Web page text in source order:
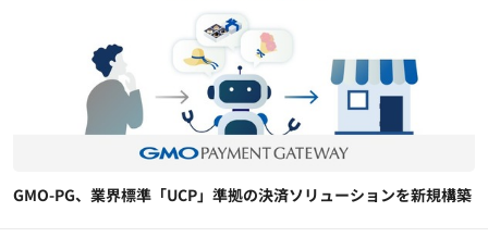
GMO-PG、業界標準「UCP」準拠の決済ソリューションを新規構築